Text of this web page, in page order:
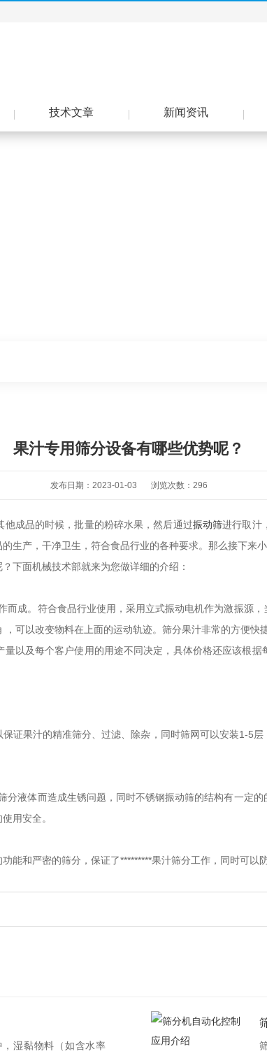
技术文章 新闻资讯
果汁专用筛分设备有哪些优势呢？
发布日期：2023-01-03 浏览次数：296
成品的时候，批量的粉碎水果，然后通过振动筛进行取汁
生产，干净卫生，符合食品行业的各种要求。那么接下
下面机械技术部就来为您做详细的介绍：
成。符合食品行业使用，采用立式振动电机作为激振源
可以改变物料在上面的运动轨迹。筛分果汁非常的方便快
以及每个客户使用的用途不同决定，具体价格还应该根
证果汁的精准筛分、过滤、除杂，同时筛网可以安装1-5
液体而造成生锈问题，同时不锈钢振动筛的结构有一定
用安全。
能和严密的筛分，保证了*********果汁筛分工作，同时可以
湿黏物料（如含水率